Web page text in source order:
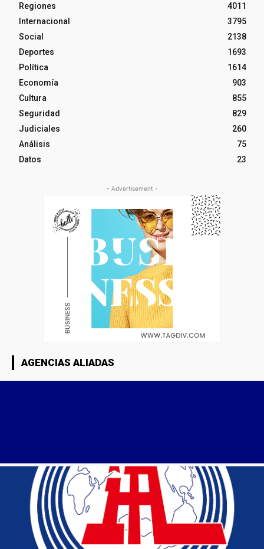
Regiones
4011
Internacional
3795
Social
2138
Deportes
1693
Política
1614
Economía
903
Cultura
855
Seguridad
829
Judiciales
260
Análisis
75
Datos
23
- Advertisement -
AGENCIAS ALIADAS